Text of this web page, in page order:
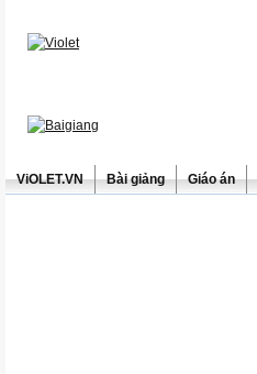
ViOLET.VN Bài giảng Giáo án